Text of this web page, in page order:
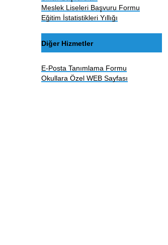
Meslek Liseleri Başvuru Formu
Eğitim İstatistikleri Yıllığı
Diğer Hizmetler
E-Posta Tanımlama Formu
Okullara Özel WEB Sayfası